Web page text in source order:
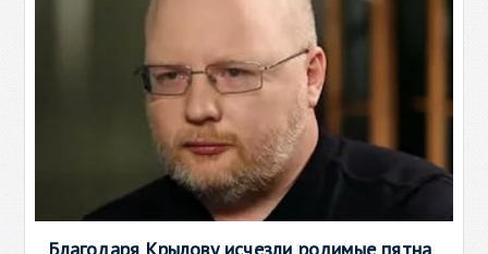
Благодаря Крылову исчезли родимые пятна